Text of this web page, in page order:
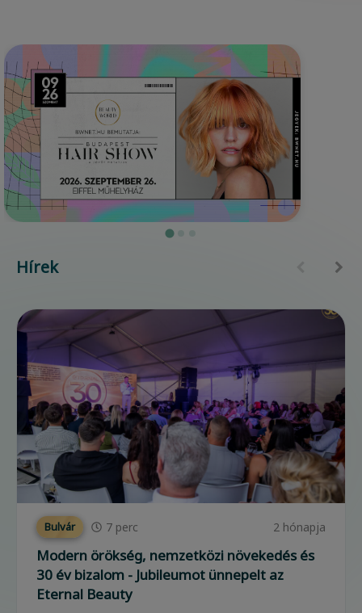
Hírek
Bulvár 7 perc 2 hónapja
Modern örökség, nemzetközi növekedés és
30 év bizalom - Jubileumot ünnepelt az
Eternal Beauty